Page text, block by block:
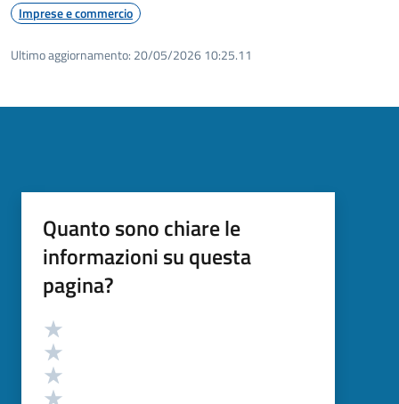
Imprese e commercio
Ultimo aggiornamento: 20/05/2026 10:25.11
Quanto sono chiare le
informazioni su questa
pagina?
Valutazione